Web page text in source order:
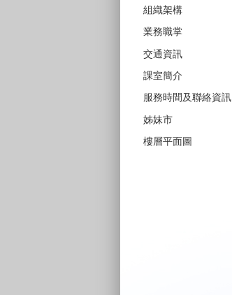
組織架構
業務職掌
交通資訊
課室簡介
服務時間及聯絡資訊
姊妹市
樓層平面圖